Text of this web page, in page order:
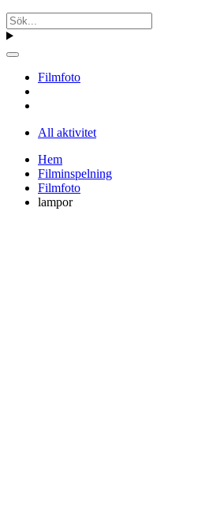
Filmfoto
All aktivitet
Hem
Filminspelning
Filmfoto
lampor